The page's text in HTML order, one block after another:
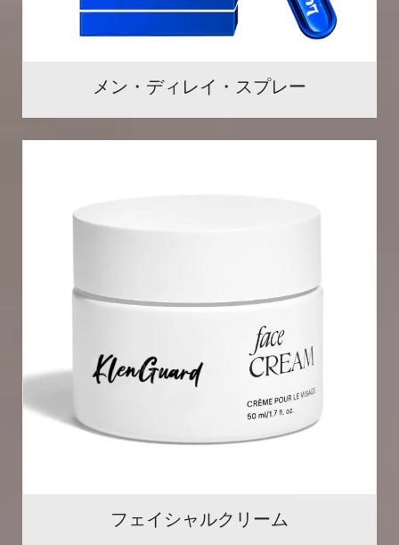
メン・ディレイ・スプレー
フェイシャルクリーム